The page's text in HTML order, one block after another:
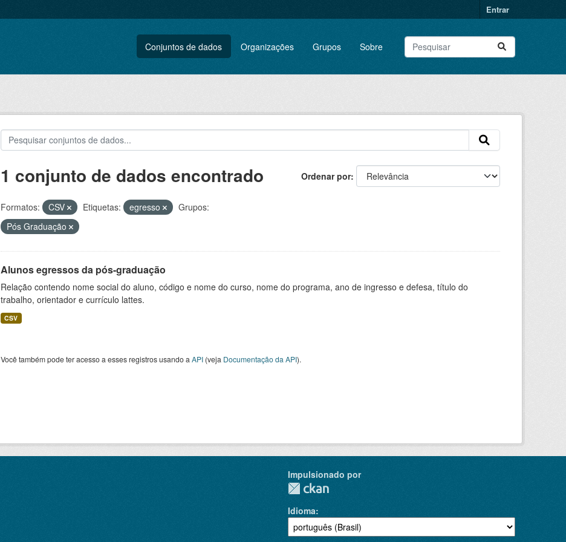
Entrar
Conjuntos de dados Organizações Grupos Sobre
Ordenar por
1 conjunto de dados encontrado
Formatos: CSV Etiquetas: egresso
Grupos:
Pós Graduação
Alunos egressos da pós-graduação
Relação contendo nome social do aluno, código e nome do curso, nome do programa, ano de ingresso e defesa, título do
trabalho, orientador e currículo lattes.
CSV
Você também pode ter acesso a esses registros usando a API(veja Documentação da API).
Impulsionado por
Idioma